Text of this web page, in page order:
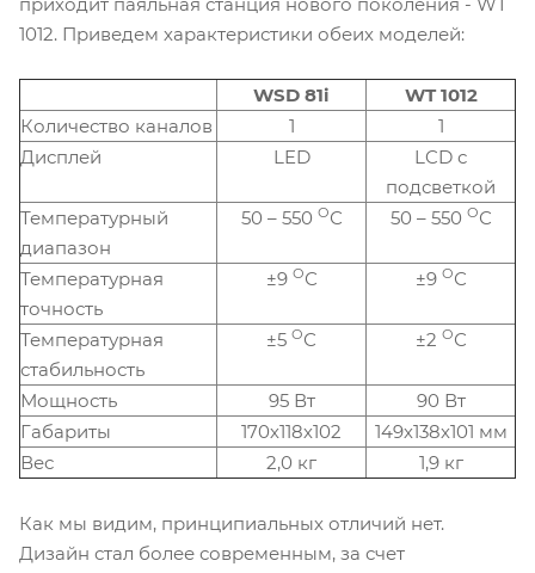
1012. Приведем характеристики обеих моделей:
WSD 81i
WT 1012
Количество каналов
1
1
Дисплей
LED
LCD с
подсветкой
Температурный
диапазон
50 – 550 ОС 50 – 550 ОС
Температурная
точность
±9 ОС ±9 ОС
Температурная
стабильность
±5 ОС ±2 ОС
Мощность 95 Вт
90 Вт
Габариты
170х118х102
149х138х101 мм
Вес
2,0 кг 1,9 кг
Как мы видим, принципиальных отличий нет.
Дизайн стал более современным, за счет